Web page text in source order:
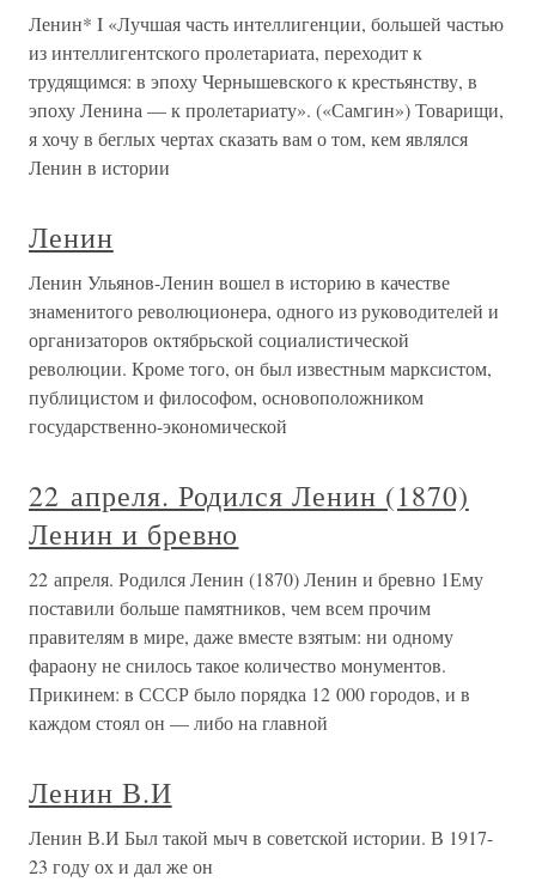
Ленин* I «Лучшая часть интеллигенции, большей частью
из интеллигентского пролетариата, переходит к
трудящимся: в эпоху Чернышевского к крестьянству, в
эпоху Ленина — к пролетариату». («Самгин») Товарищи,
я хочу в беглых чертах сказать вам о том, кем являлся
Ленин в истории
Ленин
Ленин Ульянов-Ленин вошел в историю в качестве
знаменитого революционера, одного из руководителей и
организаторов октябрьской социалистической
революции. Кроме того, он был известным марксистом,
публицистом и философом, основоположником
государственно-экономической
22 апреля. Родился Ленин (1870)
Ленин и бревно
22 апреля. Родился Ленин (1870) Ленин и бревно 1Ему
поставили больше памятников, чем всем прочим
правителям в мире, даже вместе взятым: ни одному
фараону не снилось такое количество монументов.
Прикинем: в СССР было порядка 12 000 городов, и в
каждом стоял он — либо на главной
Ленин В.И
Ленин В.И Был такой мыч в советской истории. В 1917-
23 году ох и дал же он